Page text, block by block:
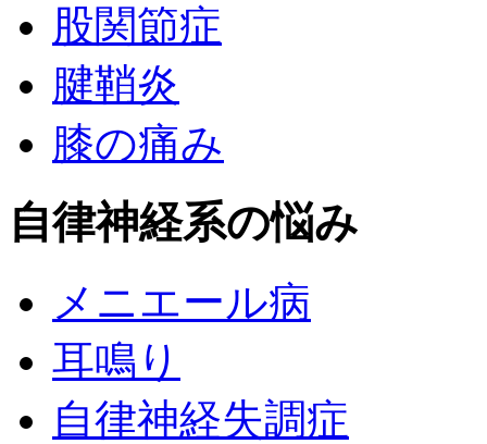
股関節症
腱鞘炎
膝の痛み
自律神経系の悩み
メニエール病
耳鳴り
自律神経失調症